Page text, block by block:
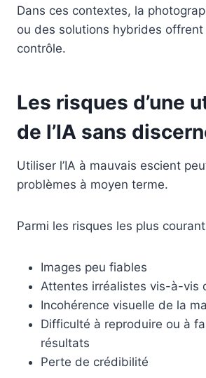
Dans ces contextes, la
ou des solutions hybrides offrent
contrôle.
Les risques d’une
de l’IA sans
Utiliser l’IA à mauvais escient
problèmes à moyen terme.
Parmi les risques les plus
Images peu fiables
Attentes irréalistes vis-à-vis
Incohérence visuelle de la
Difficulté à reproduire ou à
résultats
Perte de crédibilité